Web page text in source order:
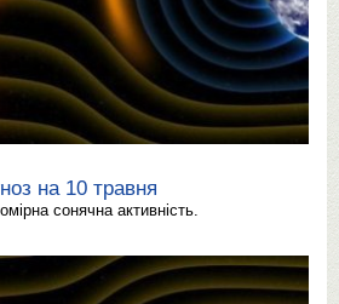
на 10 травня
сонячна активність.